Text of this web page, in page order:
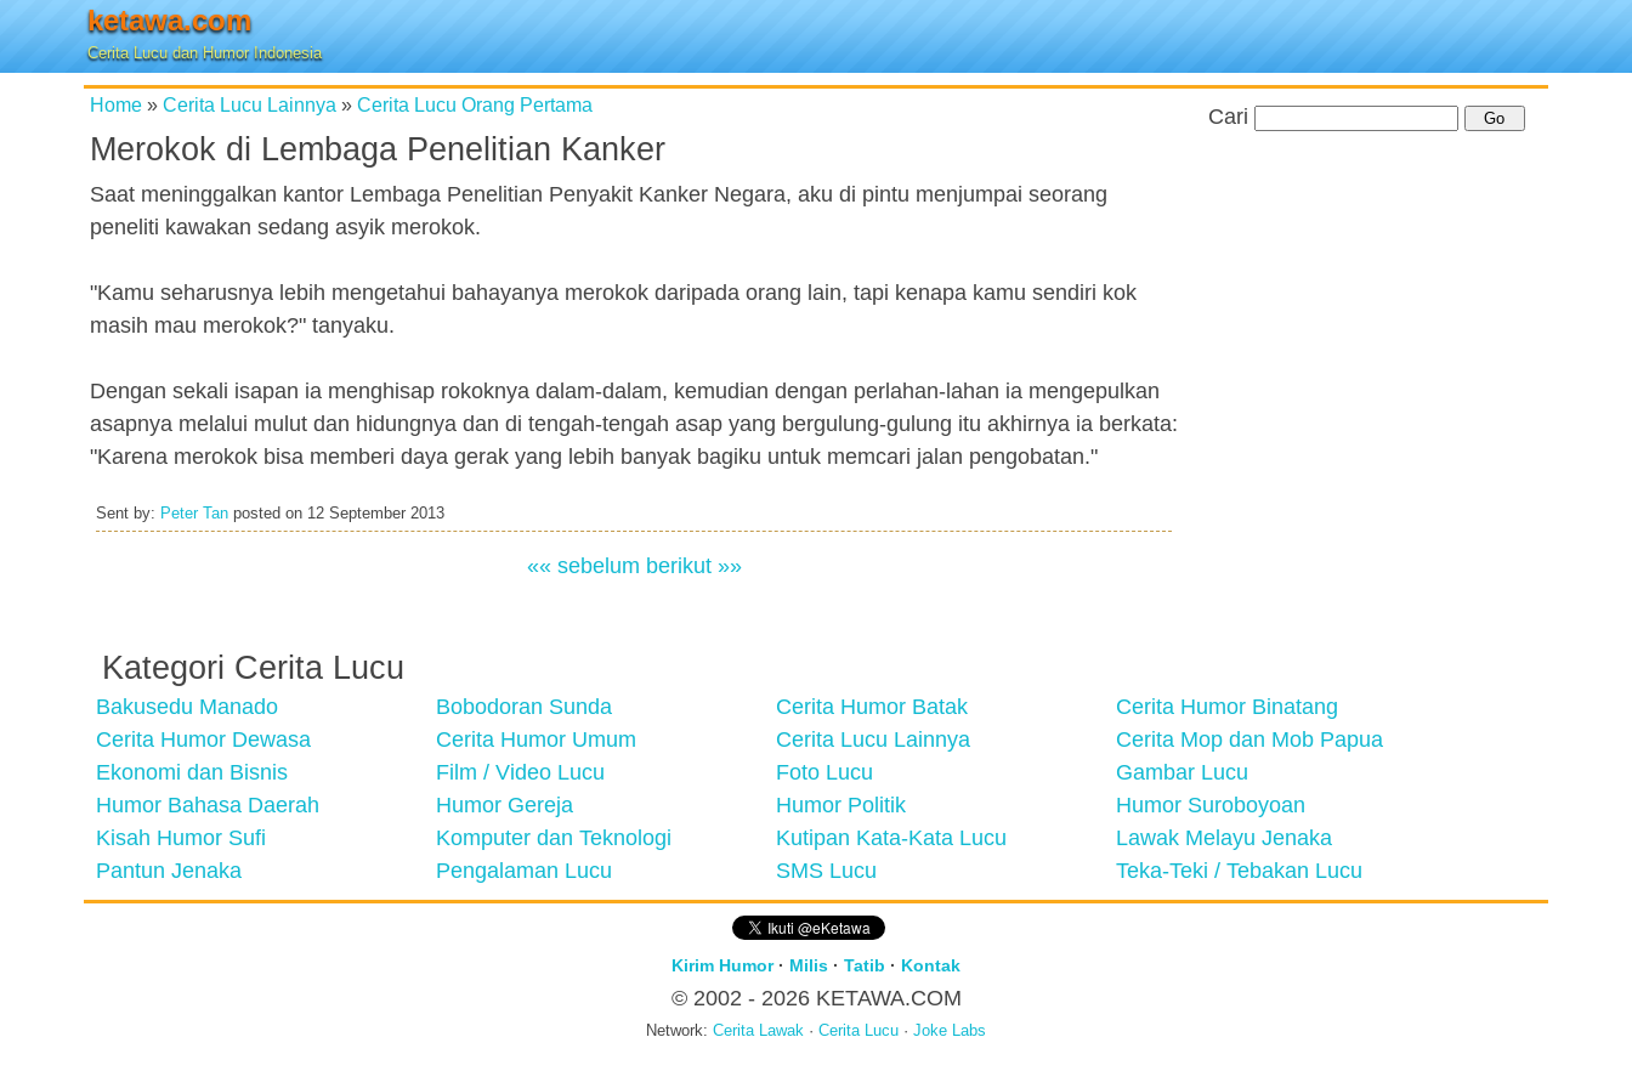
ketawa.com
Cerita Lucu dan Humor Indonesia
Home » Cerita Lucu Lainnya » Cerita Lucu Orang Pertama
Merokok di Lembaga Penelitian Kanker
Saat meninggalkan kantor Lembaga Penelitian Penyakit Kanker Negara, aku di pintu menjumpai seorang
peneliti kawakan sedang asyik merokok.
"Kamu seharusnya lebih mengetahui bahayanya merokok daripada orang lain, tapi kenapa kamu sendiri kok
masih mau merokok?" tanyaku.
Dengan sekali isapan ia menghisap rokoknya dalam-dalam, kemudian dengan perlahan-lahan ia mengepulkan
asapnya melalui mulut dan hidungnya dan di tengah-tengah asap yang bergulung-gulung itu akhirnya ia berkata:
"Karena merokok bisa memberi daya gerak yang lebih banyak bagiku untuk memcari jalan pengobatan."
Sent by: Peter Tan posted on 12 September 2013
«« sebelum berikut »»
Cari
Kategori Cerita Lucu
Bakusedu Manado Bobodoran Sunda Cerita Humor Batak
Cerita Humor Binatang
Cerita Humor Dewasa
Cerita Humor Umum Cerita Lucu Lainnya
Cerita Mop dan Mob Papua
Ekonomi dan Bisnis
Film / Video Lucu Foto Lucu
Gambar Lucu
Humor Bahasa Daerah
Humor Gereja Humor Politik
Humor Suroboyoan
Kisah Humor Sufi
Komputer dan Teknologi Kutipan Kata-Kata Lucu
Lawak Melayu Jenaka
Pantun Jenaka
Pengalaman Lucu SMS Lucu Teka-Teki / Tebakan Lucu
Kirim Humor· Milis · Tatib · Kontak
© 2002 - 2026 KETAWA.COM
Network: Cerita Lawak · Cerita Lucu · Joke Labs